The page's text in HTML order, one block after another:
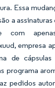
Essa
a
com
empresa
de cápsulas
programa
pedidos